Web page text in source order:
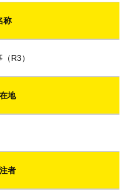
称
R3）
地
者